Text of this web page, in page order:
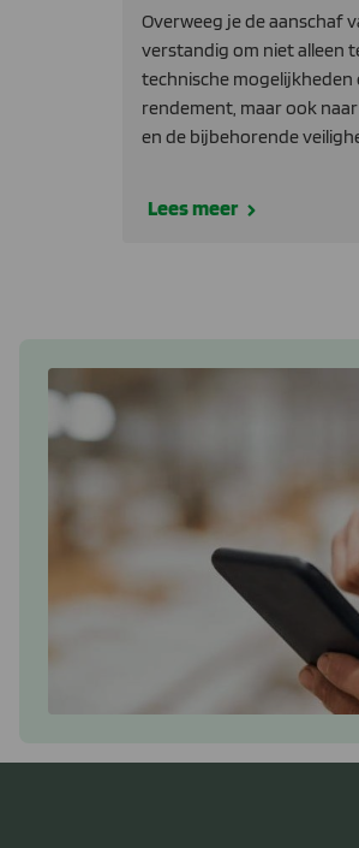
Overweeg je de aanschaf
verstandig om niet alleen
technische mogelijkheden
rendement, maar ook
en de bijbehorende
Lees meer